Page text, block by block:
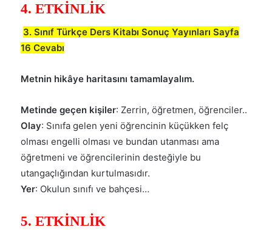
4. ETKİNLİK
3. Sınıf Türkçe Ders Kitabı Sonuç Yayınları Sayfa
16 Cevabı
Metnin hikâye haritasını tamamlayalım.
Metinde geçen kişiler: Zerrin, öğretmen, öğrenciler..
Olay: Sınıfa gelen yeni öğrencinin küçükken felç
olması engelli olması ve bundan utanması ama
öğretmeni ve öğrencilerinin desteğiyle bu
utangaçlığından kurtulmasıdır.
Yer: Okulun sınıfı ve bahçesi…
5. ETKİNLİK